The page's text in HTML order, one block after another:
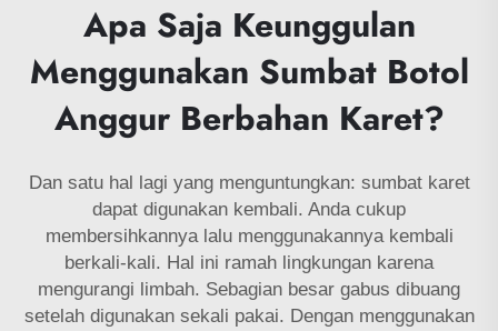
Apa Saja Keunggulan
Menggunakan Sumbat Botol
Anggur Berbahan Karet?
Dan satu hal lagi yang menguntungkan: sumbat karet
dapat digunakan kembali. Anda cukup
membersihkannya lalu menggunakannya kembali
berkali-kali. Hal ini ramah lingkungan karena
mengurangi limbah. Sebagian besar gabus dibuang
setelah digunakan sekali pakai. Dengan menggunakan